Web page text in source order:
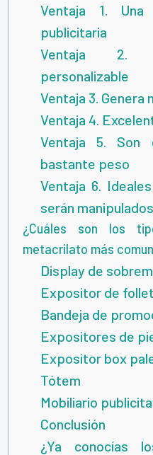
Ventaja 1. Una
publicitaria
Ventaja 2.
personalizable
Ventaja 3. Genera
Ventaja 4.
Ventaja 5. Son
bastante peso
Ventaja 6.
serán
¿Cuáles son los
metacrilato más
Display de
Expositor de
Bandeja de
Expositores de
Expositor box
Tótem
Mobiliario
Conclusión
¿Ya conocías